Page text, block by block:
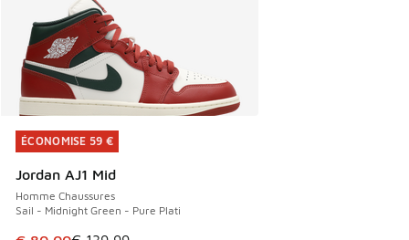
ÉCONOMISE 59 €
Jordan AJ1 Mid
Homme Chaussures
Sail - Midnight Green - Pure Plati
ÉCONOMISE 59 €